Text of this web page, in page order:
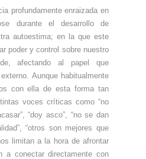
profundamente enraizada en
durante el desarrollo de
autoestima; en la que este
poder y control sobre nuestro
afectando al papel que
Aunque habitualmente
con ella de esta forma tan
voces críticas como “no
“doy asco”, “no se dan
“otros son mejores que
limitan a la hora de afrontar
a conectar directamente con